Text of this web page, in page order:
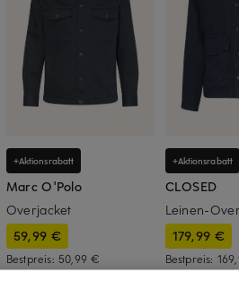
+Aktionsrabatt
Marc O'Polo
Overjacket
59,99 €
Bestpreis: 50,99 €
Ursprünglich:129,95 €
+Aktionsrabatt
CLOSED
Leinen-
179,99 €
Bestpreis:
Ursprünglich: